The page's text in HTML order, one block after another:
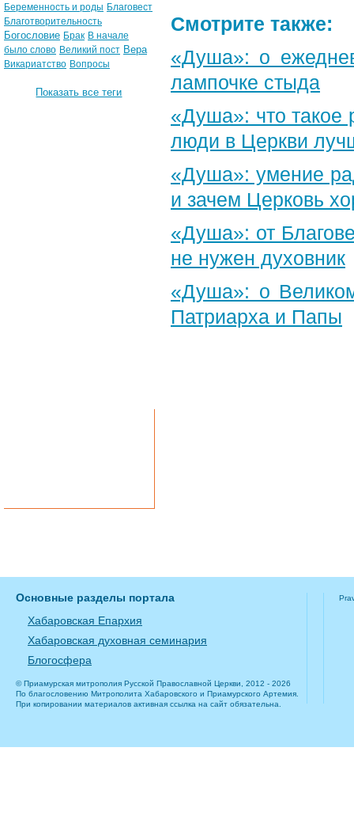
Смотрите также:
«Душа»: о
лампочке стыда
«Душа»: что такое
люди в Церкви
«Душа»: умение
и зачем Церковь
«Душа»: от
не нужен духовник
«Душа»: о
Патриарха и Папы
Беременность и роды Благовест
Благотворительность
Богословие Брак В начале
было слово Великий пост Вера
Викариатство Вопросы
Показать все теги
Основные разделы портала
Хабаровская Епархия
Хабаровская духовная семинария
Блогосфера
© Приамурская митрополия Русской Православной Церкви, 2012 - 2026
По благословению Митрополита Хабаровского и Приамурского Артемия.
При копировании материалов активная ссылка на сайт обязательна.